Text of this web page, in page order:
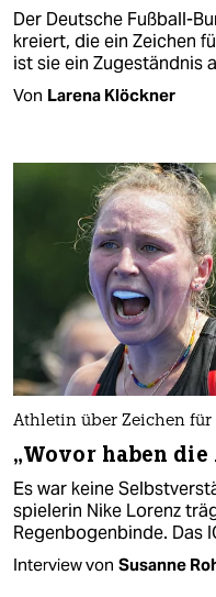
Der Deutsche Fußball-
kreiert, die ein Zeichen
ist sie ein Zugeständnis
Von Larena Klöckner
Athletin über Zeichen für
„Wovor haben die
Es war keine
spielerin Nike Lorenz
Regenbogenbinde. Das
Interview von Susanne